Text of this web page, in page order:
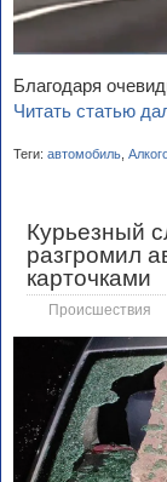
Благодаря
Читать статью
Теги: автомобиль
Курьезный
разгромил
карточками
Происшествия